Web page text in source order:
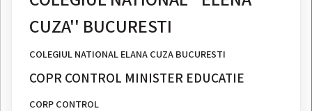
CUZA'' BUCURESTI
COLEGIUL NATIONAL ELANA CUZA BUCURESTI
COPR CONTROL MINISTER EDUCATIE
CORP CONTROL